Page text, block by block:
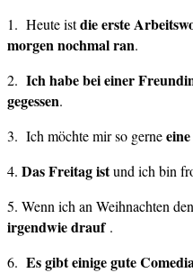
1. Heute istdie erste
morgen nochmal ran.
2. Ich habe bei einer
gegessen.
3. Ich möchte mir so gerne
4. Das Freitag istund ich bin
5. Wenn ich an Weihnachten
irgendwie drauf.
6. Es gibt einige gute